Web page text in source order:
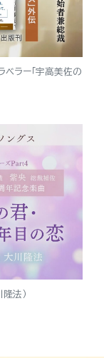
ベラー「宇高美佐の
隆法）